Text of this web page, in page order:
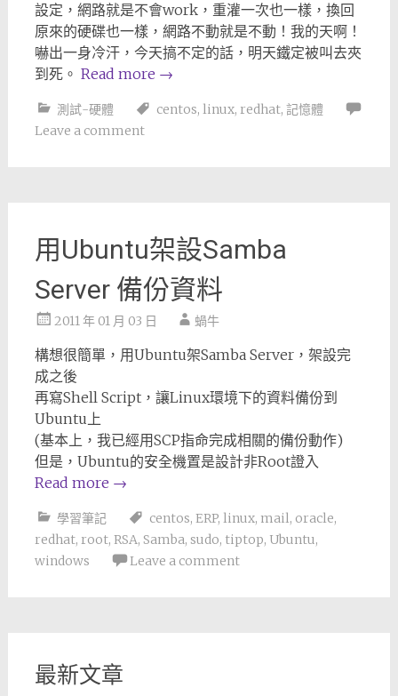
設定，網路就是不會work，重灌一次也一樣，換回
原來的硬碟也一樣，網路不動就是不動！我的天啊！
嚇出一身冷汗，今天搞不定的話，明天鐵定被叫去夾
到死。 Read more →
測試-硬體 centos, linux, redhat, 記憶體
Leave a comment
用Ubuntu架設Samba
Server 備份資料
2011 年 01 月 03 日 蝸牛
構想很簡單，用Ubuntu架Samba Server，架設完
成之後
再寫Shell Script，讓Linux環境下的資料備份到
Ubuntu上
(基本上，我已經用SCP指命完成相關的備份動作)
但是，Ubuntu的安全機置是設計非Root證入
Read more →
學習筆記 centos, ERP, linux, mail, oracle,
redhat, root, RSA, Samba, sudo, tiptop, Ubuntu,
windows
Leave a comment
最新文章